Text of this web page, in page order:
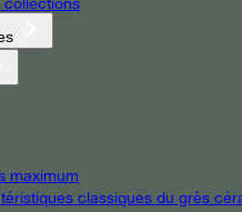
maximum
classiques du grès